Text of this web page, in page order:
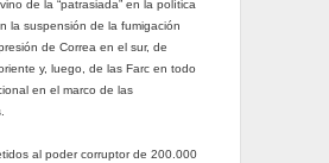
de la “patrasiada” en la política
la suspensión de la fumigación
de Correa en el sur, de
y, luego, de las Farc en todo
en el marco de las
al poder corruptor de 200.000